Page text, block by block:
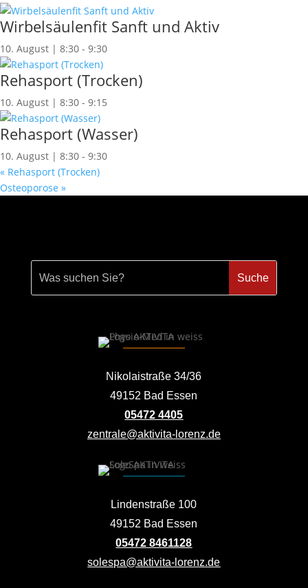
Wirbelsäulenfit Sanft und Aktiv
10. August | 8:30 - 9:30
Rehasport (Trocken)
10. August | 8:30 - 9:15
Rehasport (Wasser)
10. August | 8:30 - 9:30
« Rehasport (Trocken)
Osteoporose »
Nikolaistraße 34/36
49152 Bad Essen
05472 4405
zentrale@aktivita-lorenz.de
Lindenstraße 100
49152 Bad Essen
05472 8461128
solespa@aktivita-lorenz.de